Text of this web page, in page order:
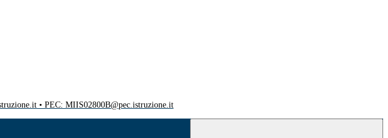
• PEC: MIIS02800B@pec.istruzione.it